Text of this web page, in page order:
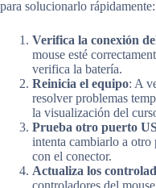
para solucionarlo rápidamente:
Verifica la conexión
mouse esté
verifica la batería.
Reinicia el equipo: A
resolver problemas
la visualización del
Prueba otro puerto
intenta cambiarlo a otro
con el conector.
Actualiza los
controladores del